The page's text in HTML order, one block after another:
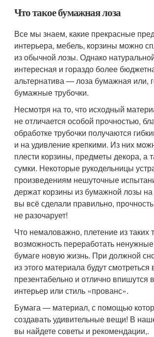
Что такое бумажная лоза
Все мы знаем, какие прекрасные
интерьера, мебель, корзины можно
из обычной лозы. Однако
интересная и гораздо более
альтернатива — лоза бумажная или,
бумажные трубочки.
Несмотря на то, что исходный
не отличается особой прочностью,
обработке трубочки получаются
и на удивление крепкими. Из них
плести корзины, предметы декора, а
сумки. Некоторые рукодельницы
произведениям нешуточные
держат корзины из бумажной лозы
вы всё сделали правильно,
не разочарует!
Что немаловажно, плетение из таких
возможность переработать
бумаге новую жизнь. При должной
из этого материала будут смотреться
презентабельно и отлично впишутся
интерьер или стиль «прованс».
Бумага — материал, с помощью
создавать удивительные вещи! В
вы найдете советы и рекомендации,.